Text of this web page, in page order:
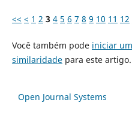
<< < 1 2 3 4 5 6 7 8 9 10 11 12
Você também pode iniciar
similaridadepara este artigo.
Open Journal Systems